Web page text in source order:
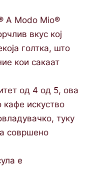
A Modo Mio®
вкус кој
голтка, што
кои сакаат
од 4 од 5, ова
кафе искуство
туку
совршено
е